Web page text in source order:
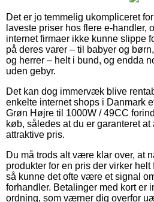
Det er jo temmelig ukompliceret
laveste priser hos flere e-handler,
internet firmaer ikke kunne slippe
på deres varer – til babyer og
og herrer – helt i bund, og endda
uden gebyr.
Det kan dog immervæk blive
enkelte internet shops i Danmark
Grøn Højre til 1000W / 49CC
køb, således at du er garanteret at
attraktive pris.
Du må trods alt være klar over, at
produkter for en pris der virker
så kunne det ofte være et signal
forhandler. Betalinger med kort er
ordning, som værner dig overfor